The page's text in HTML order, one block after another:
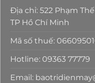
Địa chỉ: 522 Phạm
TP Hồ Chí Minh
Mã số thuế:
Hotline: 09363 77779
Email: